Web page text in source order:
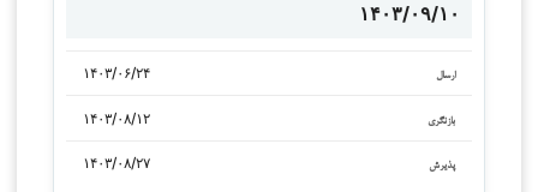
۱۴۰۳/۰۹/۱۰
ارسال ۱۴۰۳/۰۶/۲۴
بازنگری ۱۴۰۳/۰۸/۱۲
پذیرش ۱۴۰۳/۰۸/۲۷